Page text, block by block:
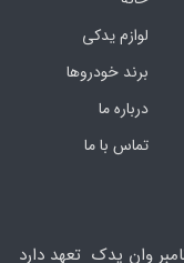
لوازم یدکی
برند خودروها
درباره ما
تماس با ما
وان یدک تعهد دارد